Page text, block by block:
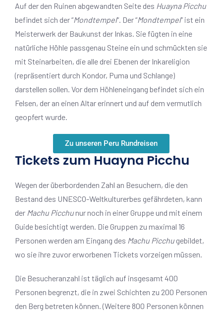
Auf der den Ruinen abgewandten Seite des Huayna Picchu
befindet sich der “Mondtempel“. Der “Mondtempel” ist ein
Meisterwerk der Baukunst der Inkas. Sie fügten in eine
natürliche Höhle passgenau Steine ein und schmückten sie
mit Steinarbeiten, die alle drei Ebenen der Inkareligion
(repräsentiert durch Kondor, Puma und Schlange)
darstellen sollen. Vor dem Höhleneingang befindet sich ein
Felsen, der an einen Altar erinnert und auf dem vermutlich
geopfert wurde.
Zu unseren Peru Rundreisen
Tickets zum Huayna Picchu
Wegen der überbordenden Zahl an Besuchern, die den
Bestand des UNESCO-Weltkulturerbes gefährdeten, kann
der Machu Picchunur noch in einer Gruppe und mit einem
Guide besichtigt werden. Die Gruppen zu maximal 16
Personen werden am Eingang des Machu Picchugebildet,
wo sie ihre zuvor erworbenen Tickets vorzeigen müssen.
Die Besucheranzahl ist täglich auf insgesamt 400
Personen begrenzt, die in zwei Schichten zu 200 Personen
den Berg betreten können. (Weitere 800 Personen können